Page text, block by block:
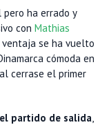
ha errado y
con Mathias
se ha vuelto
cómoda en
cerrase el primer
partido de salida